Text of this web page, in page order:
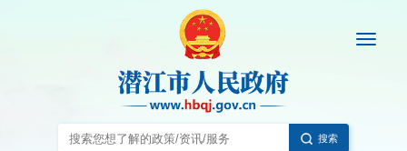
搜索